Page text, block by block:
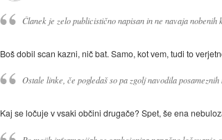
Članek je zelo publicistično napisan in ne navaja nobenih
Boš dobil scan kazni, nič bat. Samo, kot vem, tudi to
Ostale linke, če pogledaš so pa zgolj navodila
Kaj se ločuje v vsaki občini drugače? Spet, še ena